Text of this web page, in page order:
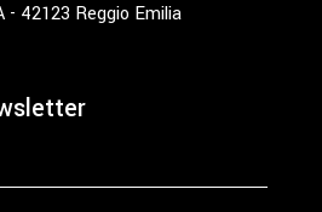
- 42123 Reggio Emilia